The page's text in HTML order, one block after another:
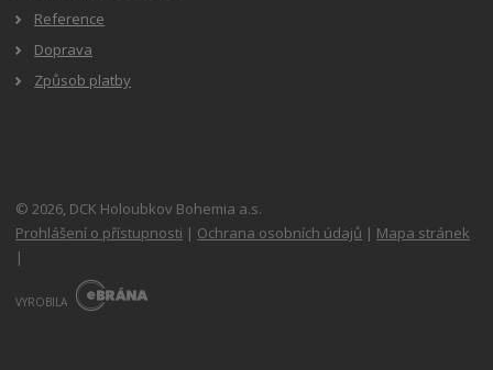
Reference
Doprava
Způsob platby
© 2026, DCK Holoubkov Bohemia a.s.
Prohlášení o přístupnosti | Ochrana osobních údajů | Mapa stránek
|
VYROBILA